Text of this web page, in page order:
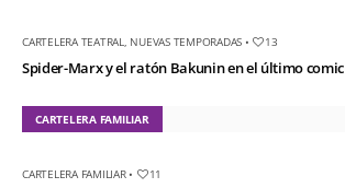
CARTELERA TEATRAL NUEVAS TEMPORADAS • 13
Spider-Marx y el ratón Bakunin en el último comic
CARTELERA FAMILIAR
CARTELERA FAMILIAR• 11